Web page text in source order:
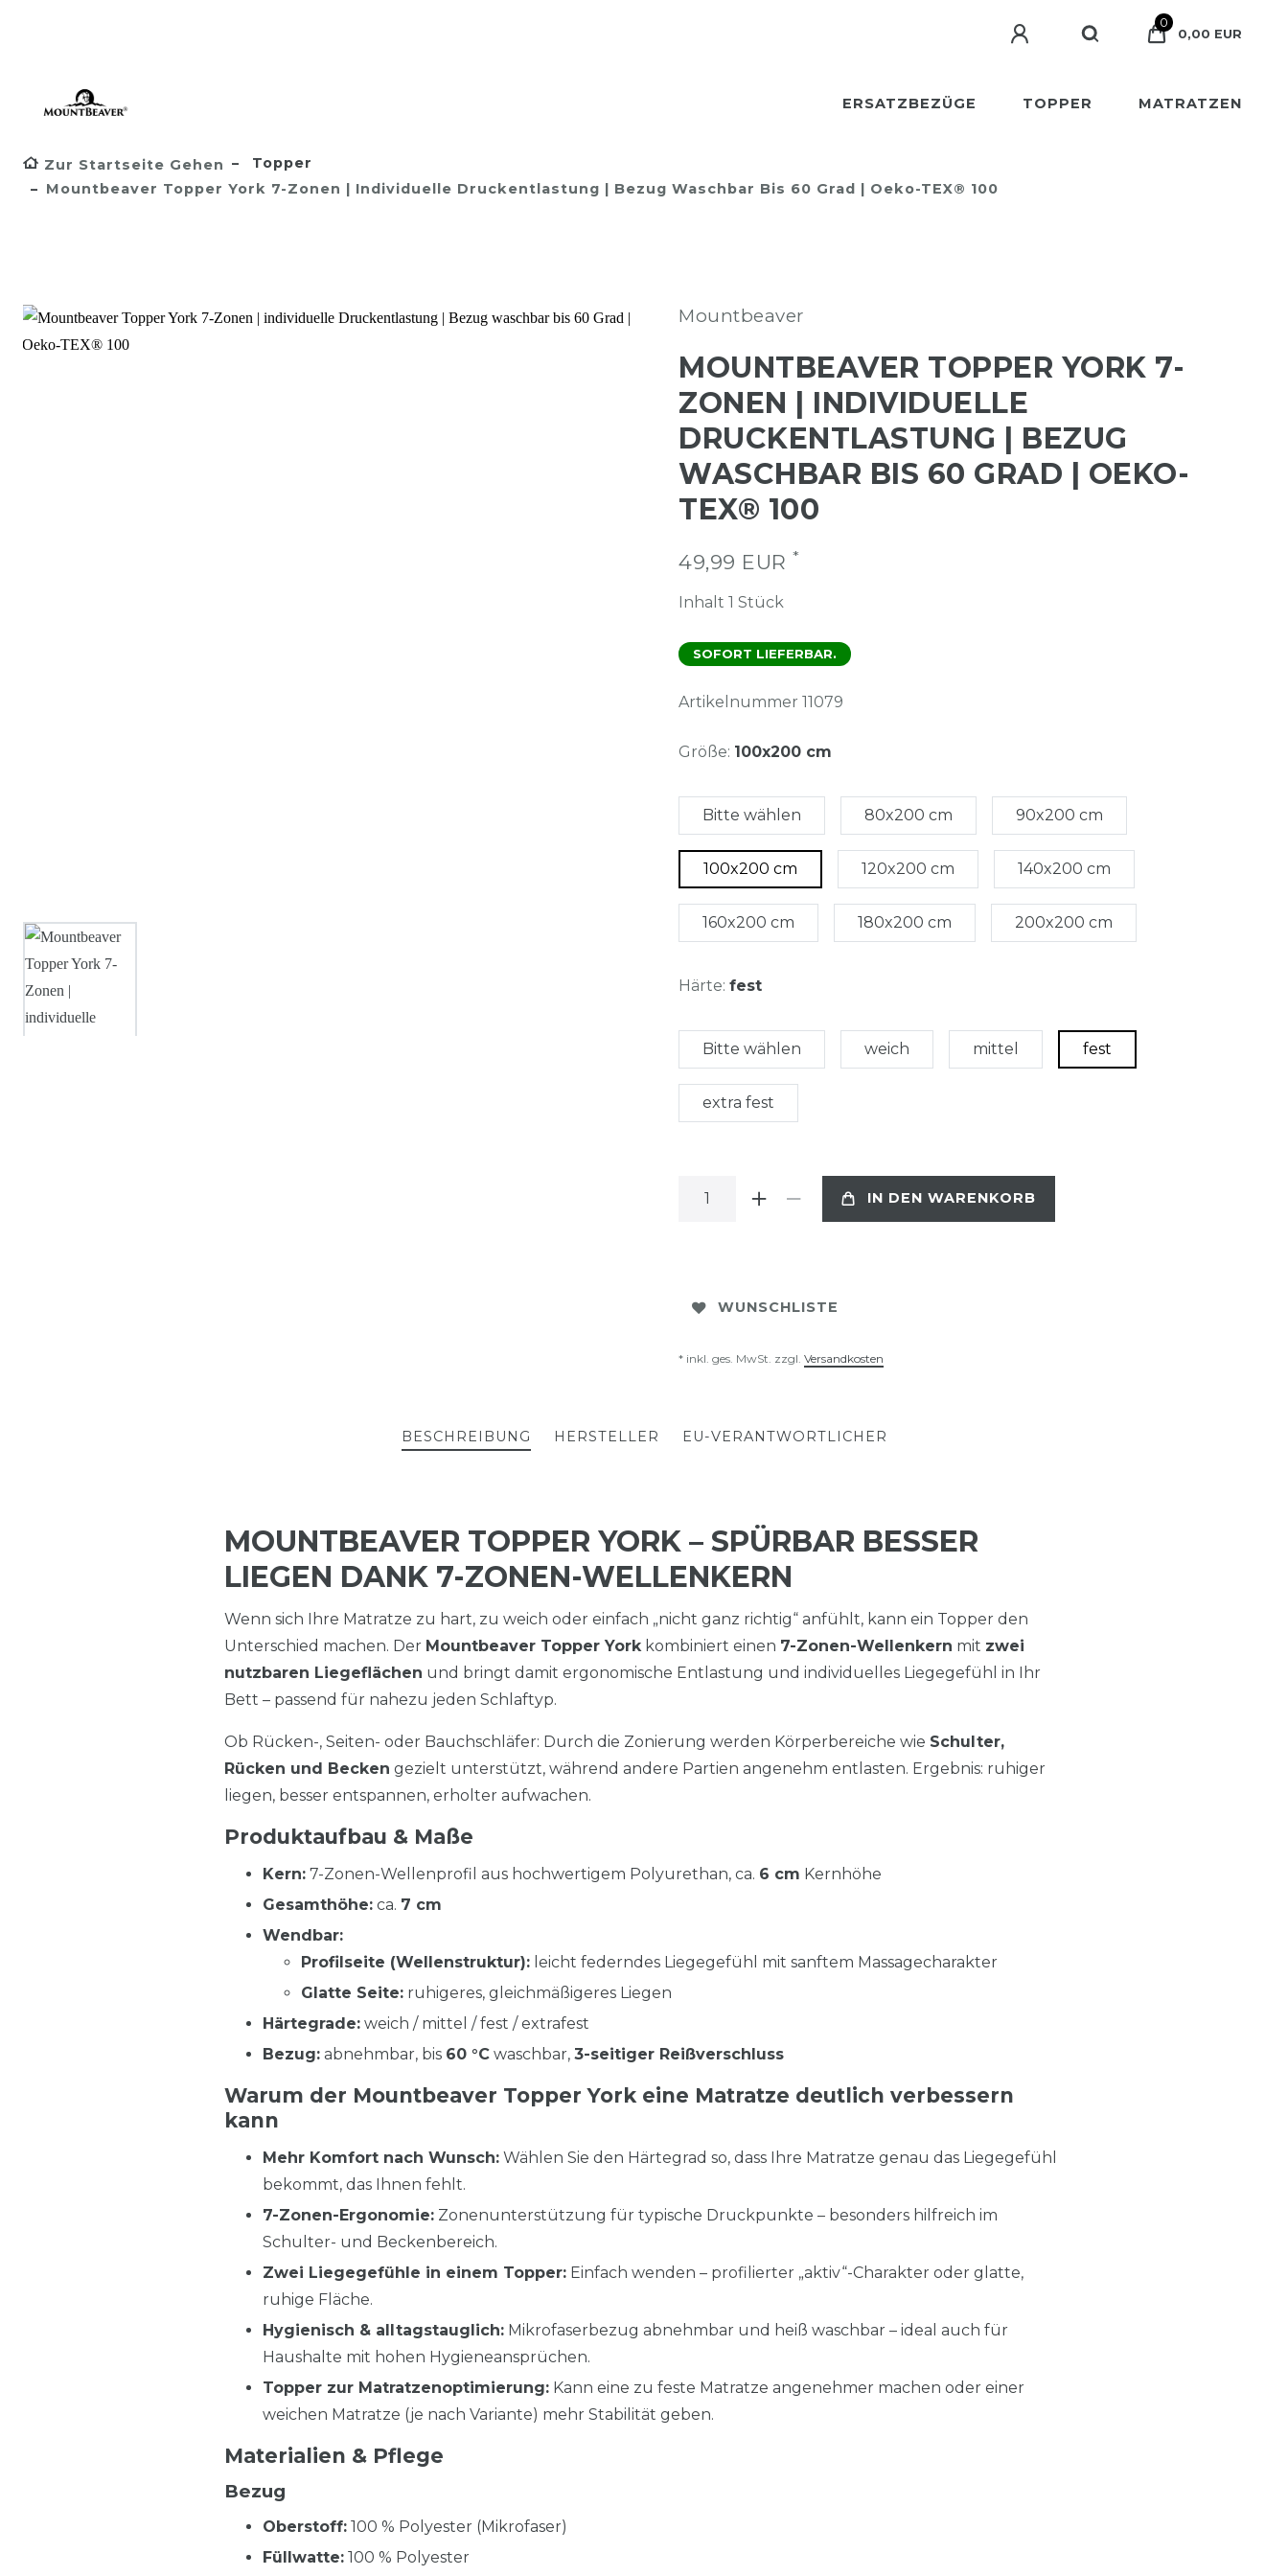
0
0,00 EUR
ERSATZBEZÜGE TOPPER MATRATZEN
Zur Startseite Gehen
Topper
Mountbeaver Topper York 7-Zonen | Individuelle Druckentlastung | Bezug Waschbar Bis 60 Grad | Oeko-TEX® 100
Mountbeaver
MOUNTBEAVER TOPPER YORK 7-
ZONEN | INDIVIDUELLE
DRUCKENTLASTUNG | BEZUG
WASCHBAR BIS 60 GRAD | OEKO-
TEX® 100
49,99 EUR *
Inhalt 1 Stück
SOFORT LIEFERBAR.
Artikelnummer 11079
Größe: 100x200 cm
Bitte wählen 80x200 cm 90x200 cm
100x200 cm 120x200 cm 140x200 cm
160x200 cm 180x200 cm 200x200 cm
Härte: fest
Bitte wählen weich mittel fest
extra fest
IN DEN WARENKORB
WUNSCHLISTE
* inkl. ges. MwSt. zzgl. Versandkosten
BESCHREIBUNG HERSTELLER EU-VERANTWORTLICHER
MOUNTBEAVER TOPPER YORK – SPÜRBAR BESSER
LIEGEN DANK 7-ZONEN-WELLENKERN
Wenn sich Ihre Matratze zu hart, zu weich oder einfach „nicht ganz richtig“ anfühlt, kann ein Topper den
Unterschied machen. Der Mountbeaver Topper Yorkkombiniert einen 7-Zonen-Wellenkern mit zwei
nutzbaren Liegeflächen und bringt damit ergonomische Entlastung und individuelles Liegegefühl in Ihr
Bett – passend für nahezu jeden Schlaftyp.
Ob Rücken-, Seiten- oder Bauchschläfer: Durch die Zonierung werden Körperbereiche wie Schulter,
Rücken und Becken gezielt unterstützt, während andere Partien angenehm entlasten. Ergebnis: ruhiger
liegen, besser entspannen, erholter aufwachen.
Produktaufbau & Maße
Kern: 7-Zonen-Wellenprofil aus hochwertigem Polyurethan, ca. 6 cm Kernhöhe
Gesamthöhe: ca. 7 cm
Wendbar:
Profilseite (Wellenstruktur): leicht federndes Liegegefühl mit sanftem Massagecharakter
Glatte Seite: ruhigeres, gleichmäßigeres Liegen
Härtegrade: weich / mittel / fest / extrafest
Bezug: abnehmbar, bis 60 °C waschbar, 3-seitiger Reißverschluss
Warum der Mountbeaver Topper York eine Matratze deutlich verbessern
kann
Mehr Komfort nach Wunsch: Wählen Sie den Härtegrad so, dass Ihre Matratze genau das Liegegefühl
bekommt, das Ihnen fehlt.
7-Zonen-Ergonomie: Zonenunterstützung für typische Druckpunkte – besonders hilfreich im
Schulter- und Beckenbereich.
Zwei Liegegefühle in einem Topper: Einfach wenden – profilierter „aktiv“-Charakter oder glatte,
ruhige Fläche.
Hygienisch & alltagstauglich: Mikrofaserbezug abnehmbar und heiß waschbar – ideal auch für
Haushalte mit hohen Hygieneansprüchen.
Topper zur Matratzenoptimierung: Kann eine zu feste Matratze angenehmer machen oder einer
weichen Matratze (je nach Variante) mehr Stabilität geben.
Materialien & Pflege
Bezug
Oberstoff: 100 % Polyester (Mikrofaser)
Füllwatte: 100 % Polyester